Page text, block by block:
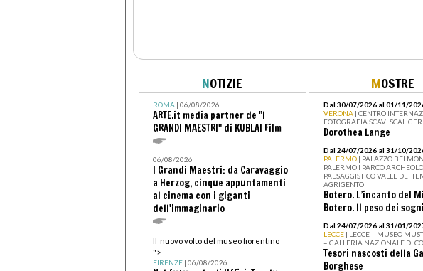
NOTIZIE
ROMA| 06/08/2026
ARTE.it media partner de "I
GRANDI MAESTRI" di KUBLAI Film
06/08/2026
I Grandi Maestri: da Caravaggio
a Herzog, cinque appuntamenti
al cinema con i giganti
dell'immaginario
Il nuovo volto del museo fiorentino
">
FIRENZE| 06/08/2026
MOSTRE
Dal 30/07/2026 al 01/11/
VERONA | CENTRO
FOTOGRAFIA SCAVI SCALIGERI
Dorothea Lange
Dal 24/07/2026 al 31/10/
PALERMO | PALAZZO
PALERMO I PARCO
PAESAGGISTICO VALLE DEI
AGRIGENTO
Botero. L’incanto del
Botero. Il peso dei sogni
Dal 24/07/2026 al 31/01/
LECCE | LECCE – MUSEO
– GALLERIA NAZIONALE DI
Tesori nascosti della
Borghese